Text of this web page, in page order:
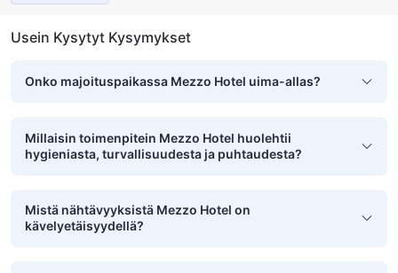
Usein Kysytyt Kysymykset
Onko majoituspaikassa Mezzo Hotel uima-allas?
Millaisin toimenpitein Mezzo Hotel huolehtii
hygieniasta, turvallisuudesta ja puhtaudesta?
Mistä nähtävyyksistä Mezzo Hotel on
kävelyetäisyydellä?